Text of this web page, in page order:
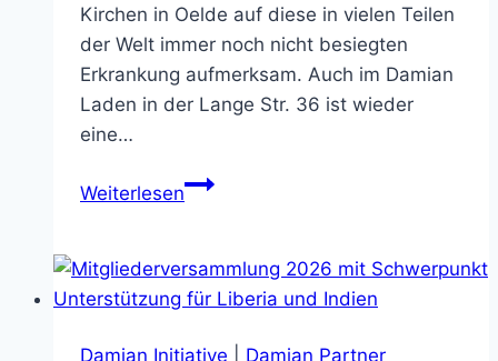
Kirchen in Oelde auf diese in vielen Teilen
der Welt immer noch nicht besiegten
Erkrankung aufmerksam. Auch im Damian
Laden in der Lange Str. 36 ist wieder
eine…
WeiterlesenWelt-
am
28.1.2024
Damian Initiative Damian Partner